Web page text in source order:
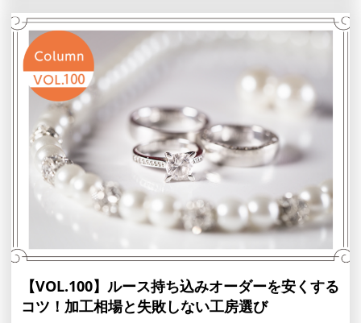
【VOL.100】ルース持ち込みオーダーを安くする
コツ！加工相場と失敗しない工房選び